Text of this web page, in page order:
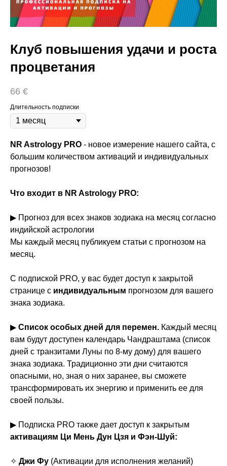
Клуб повышения удачи и роста
процветания
66 €
Длительность подписки
NR Astrology PRO - новое измерение нашего сайта, с
большим количеством активаций и индивидуальных
прогнозов!
Что входит в NR Astrology PRO:
▶ Прогноз для всех знаков зодиака на месяц согласно
индийской астрологии
Мы каждый месяц публикуем статьи с прогнозом на
месяц.
С подпиской PRO, у вас будет доступ к закрытой
странице с индивидуальным прогнозом для вашего
знака зодиака.
▶ Список особых дней для перемен. Каждый месяц
вам будут доступен календарь Чандраштама (список
дней с транзитами Луны по 8-му дому) для вашего
знака зодиака. Традиционно эти дни считаются
опасными, но, зная о них заранее, вы сможете
трансформировать их энергию и применить ее для
своей пользы.
▶ Подписка PRO также дает доступ к закрытым
активациям Ци Мень Дун Цзя и Фэн-Шуй:
✧ Джи Фу (Активации для исполнения желаний)